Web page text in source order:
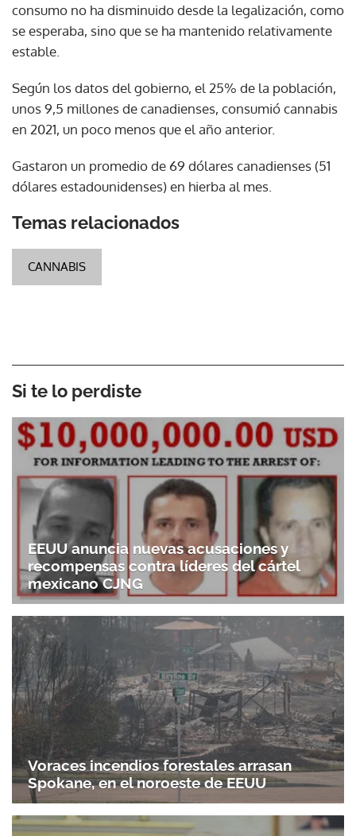
consumo no ha disminuido desde la legalización, como
se esperaba, sino que se ha mantenido relativamente
estable.
Según los datos del gobierno, el 25% de la población,
unos 9,5 millones de canadienses, consumió cannabis
en 2021, un poco menos que el año anterior.
Gastaron un promedio de 69 dólares canadienses (51
dólares estadounidenses) en hierba al mes.
Temas relacionados
CANNABIS
Si te lo perdiste
EEUU anuncia nuevas acusaciones y
recompensas contra líderes del cártel
mexicano CJNG
Voraces incendios forestales arrasan
Spokane, en el noroeste de EEUU